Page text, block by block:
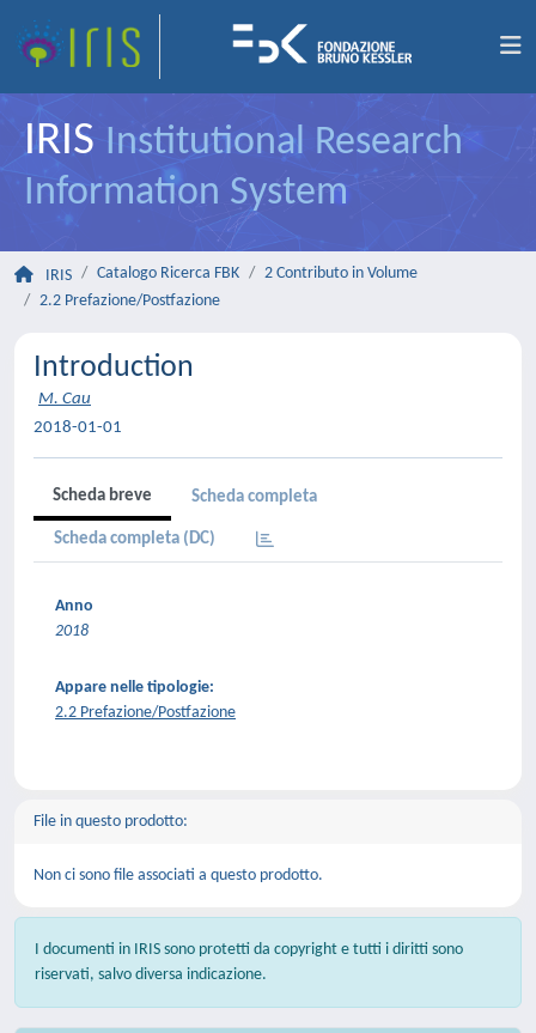
IRIS Institutional Research
Information System
IRIS Catalogo Ricerca FBK
2 Contributo in Volume
2.2 Prefazione/Postfazione
Introduction
M. Cau
2018-01-01
Scheda breve Scheda completa
Scheda completa (DC)
Anno
2018
Appare nelle tipologie:
2.2 Prefazione/Postfazione
File in questo prodotto:
Non ci sono file associati a questo prodotto.
I documenti in IRIS sono protetti da copyright e tutti i diritti sono
riservati, salvo diversa indicazione.